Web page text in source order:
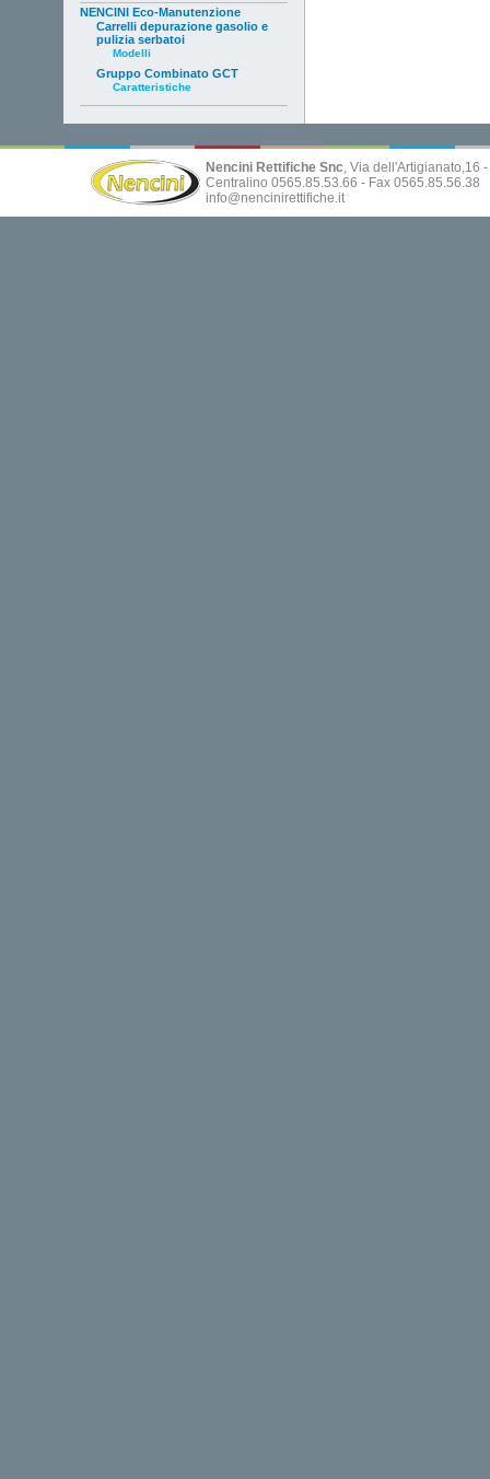
NENCINI Eco-Manutenzione
Carrelli depurazione gasolio e
pulizia serbatoi
Modelli
Gruppo Combinato GCT
Caratteristiche
Nencini Rettifiche Snc, Via dell'Artigianato,16
Centralino 0565.85.53.66 - Fax 0565.85.56.38
info@nencinirettifiche.it